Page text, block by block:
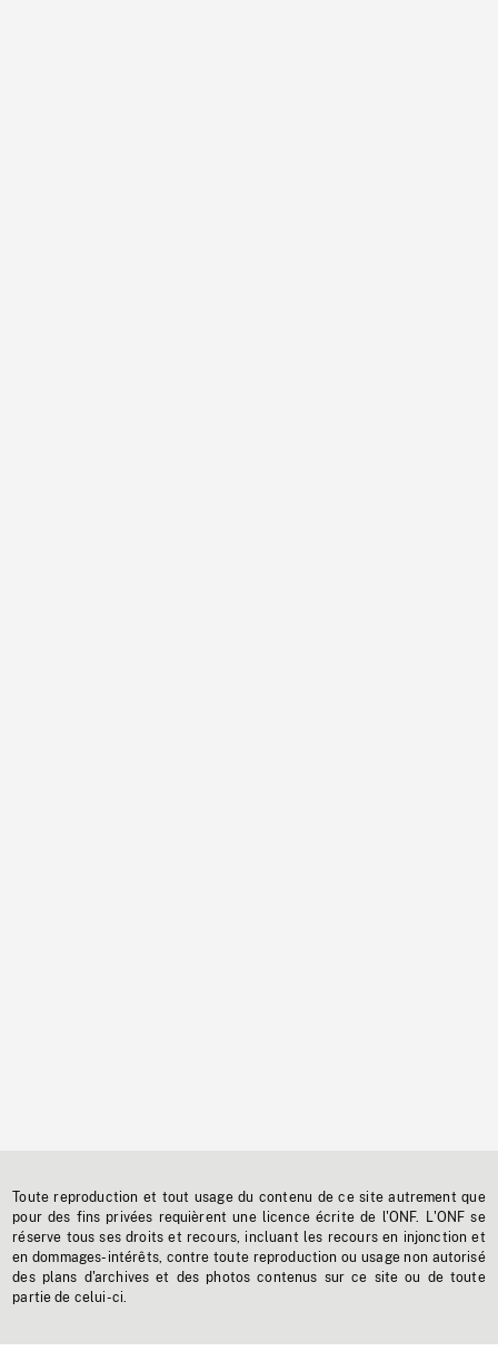
Toute reproduction et tout usage du contenu de ce site autrement que
pour des fins privées requièrent une licence écrite de l'ONF. L'ONF se
réserve tous ses droits et recours, incluant les recours en injonction et
en dommages-intérêts, contre toute reproduction ou usage non autorisé
des plans d'archives et des photos contenus sur ce site ou de toute
partie de celui-ci.